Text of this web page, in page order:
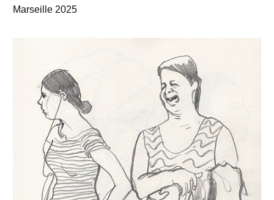
Marseille 2025